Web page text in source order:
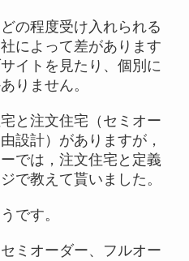
の程度受け入れられる
によって差があります
イトを見たり、個別に
りません。
と注文住宅（セミオー
設計）がありますが，
では，注文住宅と定義
で教えて貰いました。
です。
ミオーダー、フルオー